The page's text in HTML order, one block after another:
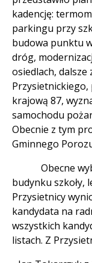
kadencję:
parkingu przy
budowa punktu
dróg,
osiedlach,
krajową 87,
samochodu
Obecnie z tym
Gminnego
Obecne
budynku szkoły,
Przysietnicy
kandydata na
wszystkich
listach. Z